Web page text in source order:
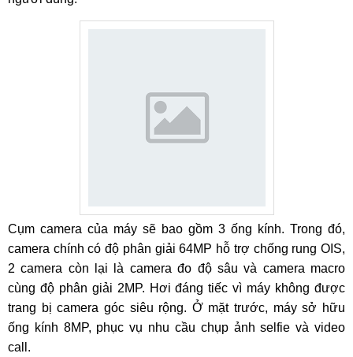
Cụm camera của máy sẽ bao gồm 3 ống kính. Trong đó,
camera chính có độ phân giải 64MP hỗ trợ chống rung OIS,
2 camera còn lại là camera đo độ sâu và camera macro
cùng độ phân giải 2MP. Hơi đáng tiếc vì máy không được
trang bị camera góc siêu rộng. Ở mặt trước, máy sở hữu
ống kính 8MP, phục vụ nhu cầu chụp ảnh selfie và video
call.